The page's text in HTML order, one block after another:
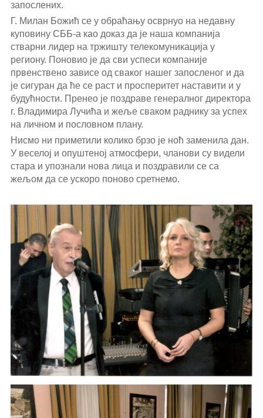
запослених.
Г. Милан Божић се у обраћању осврнуо на недавну
куповину СББ-а као доказ да је наша компанија
стварни лидер на тржишту телекомуникација у
региону. Поновио је да сви успеси компаније
првенствено зависе од сваког нашег запосленог и да
је сигуран да ће се раст и просперитет наставити и у
будућности. Пренео је поздраве генералног директора
г. Владимира Лучића и жеље сваком раднику за успех
на личном и пословном плану.
Нисмо ни приметили колико брзо је ноћ заменила дан.
У веселој и опуштеној атмосфери, чланови су видели
стара и упознали нова лица и поздравили се са
жељом да се ускоро поново сретнемо.